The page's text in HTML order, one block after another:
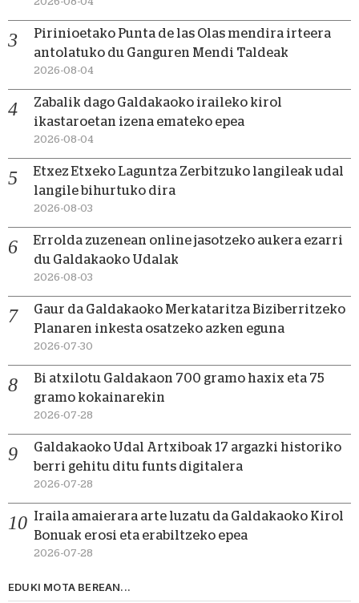
Pirinioetako Punta de las Olas mendira irteera
antolatuko du Ganguren Mendi Taldeak
2026-08-04
Zabalik dago Galdakaoko iraileko kirol
ikastaroetan izena emateko epea
2026-08-04
Etxez Etxeko Laguntza Zerbitzuko langileak udal
langile bihurtuko dira
2026-08-03
Errolda zuzenean online jasotzeko aukera ezarri
du Galdakaoko Udalak
2026-08-03
Gaur da Galdakaoko Merkataritza Biziberritzeko
Planaren inkesta osatzeko azken eguna
2026-07-30
Bi atxilotu Galdakaon 700 gramo haxix eta 75
gramo kokainarekin
2026-07-28
Galdakaoko Udal Artxiboak 17 argazki historiko
berri gehitu ditu funts digitalera
2026-07-28
Iraila amaierara arte luzatu da Galdakaoko Kirol
Bonuak erosi eta erabiltzeko epea
2026-07-28
EDUKI MOTA BEREAN...